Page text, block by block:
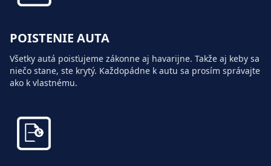
POISTENIE AUTA
Všetky autá poisťujeme zákonne aj havarijne. Takže aj keby sa
niečo stane, ste krytý. Každopádne k autu sa prosím správajte
ako k vlastnému.